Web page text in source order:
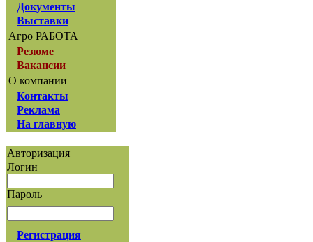
Документы
Выставки
Агро РАБОТА
Резюме
Вакансии
О компании
Контакты
Реклама
На главную
Авторизация
Логин
Пароль
Регистрация